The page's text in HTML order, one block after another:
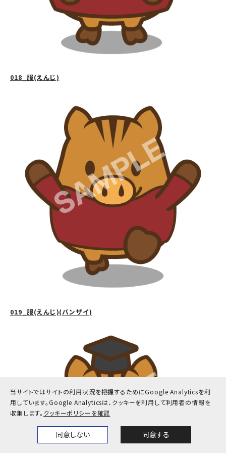
当サイトではサイトの利用状況を把握するためにGoogle Analyticsを利
用しています。Google Analyticsは、クッキーを利用して利用者の情報を
収集します。 クッキーポリシーを確認
同意しない 同意する
News Themes
018_服(えんじ)
019_服(えんじ)(バンザイ)